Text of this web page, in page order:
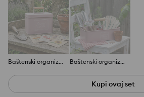
Baštenski organizator za sjeme Baštenski organizator s ručkom i natpisom
Kupi ovaj set